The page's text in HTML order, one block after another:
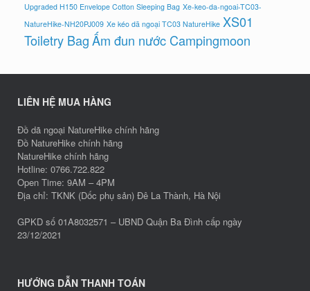
Upgraded H150 Envelope Cotton Sleeping Bag Xe-keo-da-ngoai-TC03-
NatureHike-NH20PJ009 Xe kéo dã ngoại TC03 NatureHike XS01
Toiletry BagẤm đun nước Campingmoon
LIÊN HỆ MUA HÀNG
Đồ dã ngoại NatureHike chính hãng
Đồ NatureHike chính hãng
NatureHike chính hãng
Hotline: 0766.722.822
Open Time: 9AM – 4PM
Địa chỉ: TKNK (Dốc phụ sản) Đê La Thành, Hà Nội
GPKD số 01A8032571 – UBND Quận Ba Đình cấp ngày
23/12/2021
HƯỚNG DẪN THANH TOÁN